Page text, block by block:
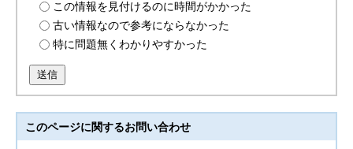
この情報を見付けるのに時間がかかった
古い情報なので参考にならなかった
特に問題無くわかりやすかった
送信
このページに関するお問い合わせ